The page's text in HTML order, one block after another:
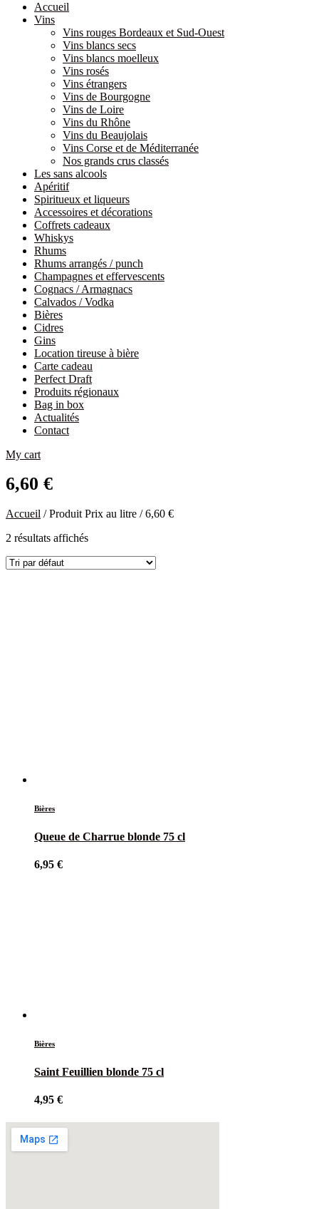
Accueil
Vins
Vins rouges Bordeaux et Sud-Ouest
Vins blancs secs
Vins blancs moelleux
Vins rosés
Vins étrangers
Vins de Bourgogne
Vins de Loire
Vins du Rhône
Vins du Beaujolais
Vins Corse et de Méditerranée
Nos grands crus classés
Les sans alcools
Apéritif
Spiritueux et liqueurs
Accessoires et décorations
Coffrets cadeaux
Whiskys
Rhums
Rhums arrangés / punch
Champagnes et effervescents
Cognacs / Armagnacs
Calvados / Vodka
Bières
Cidres
Gins
Location tireuse à bière
Carte cadeau
Perfect Draft
Produits régionaux
Bag in box
Actualités
Contact
My cart
6,60 €
Accueil / Produit Prix au litre / 6,60 €
2 résultats affichés
Bières
Queue de Charrue blonde 75 cl
6,95 €
Bières
Saint Feuillien blonde 75 cl
4,95 €